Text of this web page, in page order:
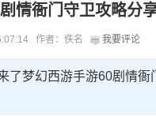
情衙门守卫攻略分
作者：佚名 我要评论
了梦幻西游手游60剧情